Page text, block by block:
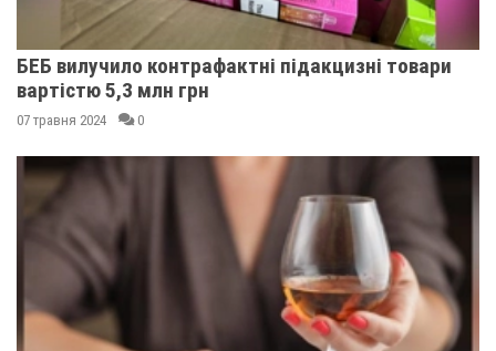
БЕБ вилучило контрафактні підакцизні товари
вартістю 5,3 млн грн
07 травня 2024 0